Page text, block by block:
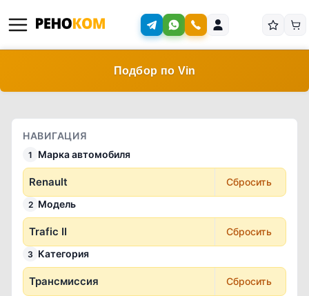
Подбор по Vin
НАВИГАЦИЯ
1 Марка автомобиля
Renault Сбросить
2 Модель
Trafic II Сбросить
3 Категория
Трансмиссия Сбросить